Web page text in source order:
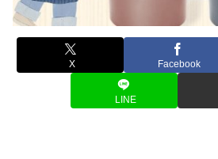
X Facebook
LINE